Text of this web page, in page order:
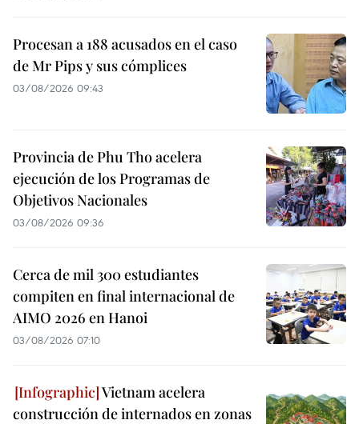
Procesan a 188 acusados en el caso
de Mr Pips y sus cómplices
03/08/2026 09:43
Provincia de Phu Tho acelera
ejecución de los Programas de
Objetivos Nacionales
03/08/2026 09:36
Cerca de mil 300 estudiantes
compiten en final internacional de
AIMO 2026 en Hanoi
03/08/2026 07:10
Vietnam acelera
construcción de internados en zonas